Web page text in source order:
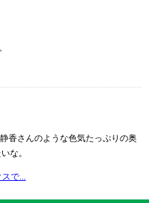
香さんのような色気たっぷりの奥
な。
で...